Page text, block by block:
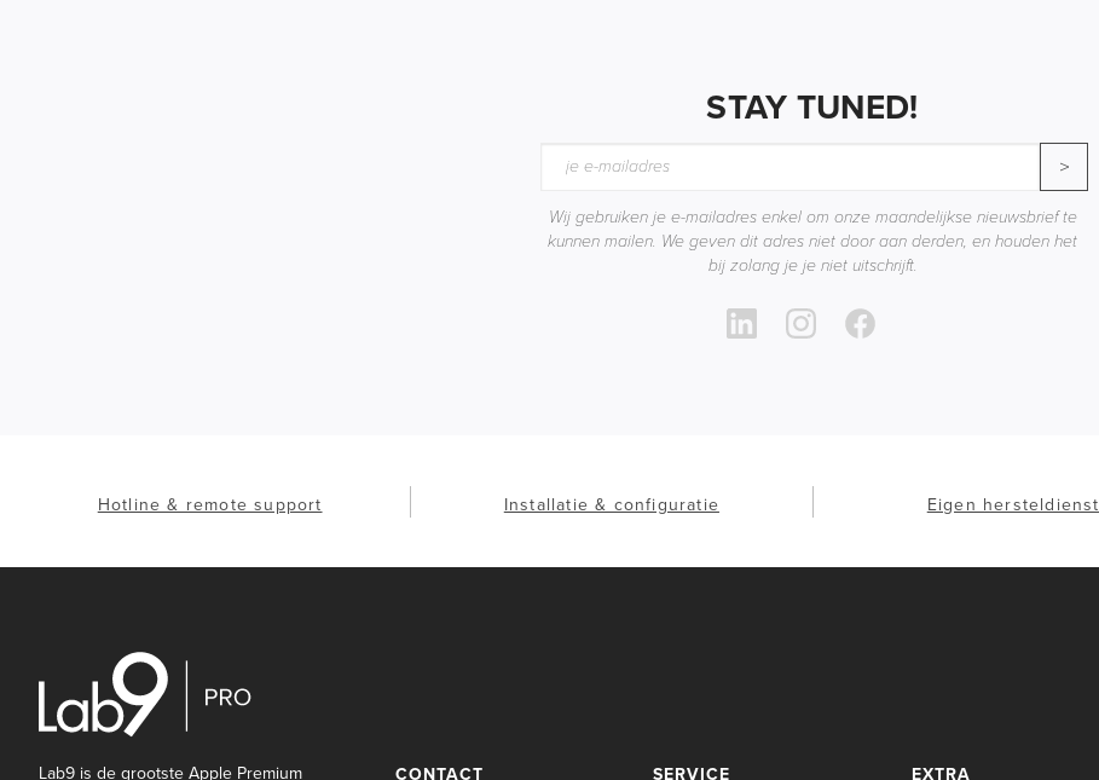
STAY TUNED!
>
Wij gebruiken je e-mailadres enkel om onze maandelijkse nieuwsbrief te
kunnen mailen. We geven dit adres niet door aan derden, en houden het
bij zolang je je niet uitschrijft.
Hotline & remote support Installatie & configuratie Eigen hersteldienst
Lab9 is de grootste Apple Premium